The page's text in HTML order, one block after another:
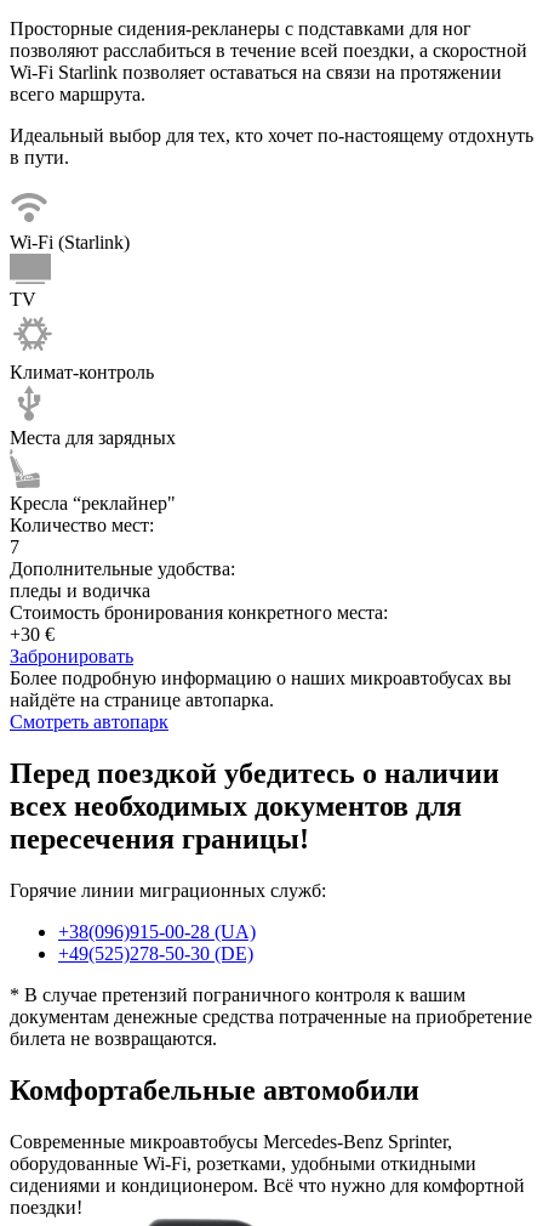
Просторные сидения-рекланеры с подставками для ног
позволяют расслабиться в течение всей поездки, а скоростной
Wi-Fi Starlink позволяет оставаться на связи на протяжении
всего маршрута.
Идеальный выбор для тех, кто хочет по-настоящему отдохнуть
в пути.
Wi-Fi (Starlink)
TV
Климат-контроль
Места для зарядных
Кресла “реклайнер"
Количество мест:
7
Дополнительные удобства:
пледы и водичка
Стоимость бронирования конкретного места:
+30 €
Забронировать
Более подробную информацию о наших микроавтобусах вы
найдёте на странице автопарка.
Смотреть автопарк
Перед поездкой убедитесь о наличии
всех необходимых документов для
пересечения границы!
Горячие линии миграционных служб:
+38(096)915-00-28 (UA)
+49(525)278-50-30 (DE)
* В случае претензий пограничного контроля к вашим
документам денежные средства потраченные на приобретение
билета не возвращаются.
Комфортабельные автомобили
Современные микроавтобусы Mercedes-Benz Sprinter,
оборудованные Wi-Fi, розетками, удобными откидными
сидениями и кондиционером. Всё что нужно для комфортной
поездки!